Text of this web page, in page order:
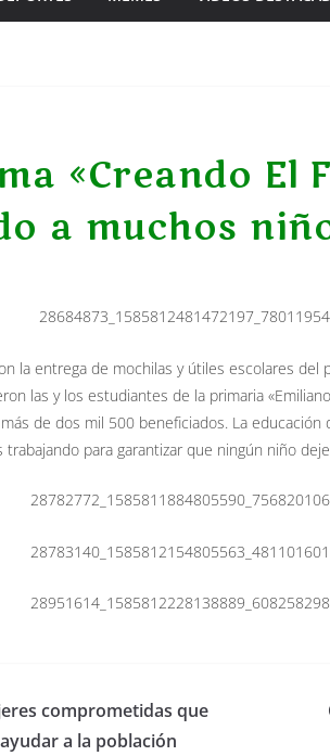
«Creando El
a muchos
la entrega de mochilas y útiles escolares del
las y los estudiantes de la primaria
de dos mil 500 beneficiados. La
trabajando para garantizar que ningún niño
comprometidas que
a la población